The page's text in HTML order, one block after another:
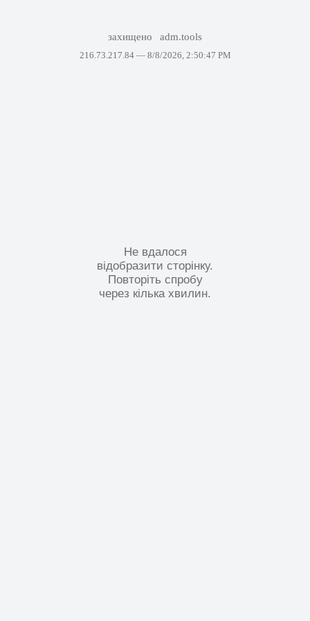
захищено adm.tools
216.73.217.84 — 8/8/2026, 2:50:47 PM
Не вдалося
відобразити сторінку.
Повторіть спробу
через кілька хвилин.